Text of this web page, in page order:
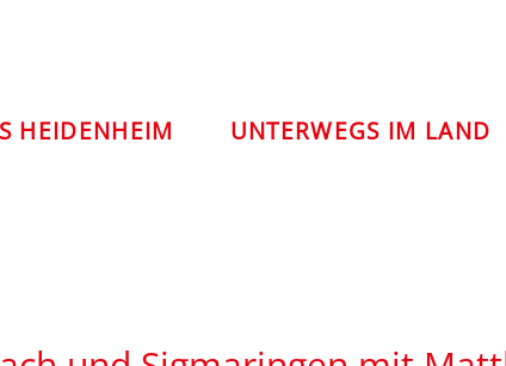
HEIDENHEIM UNTERWEGS IM LAND